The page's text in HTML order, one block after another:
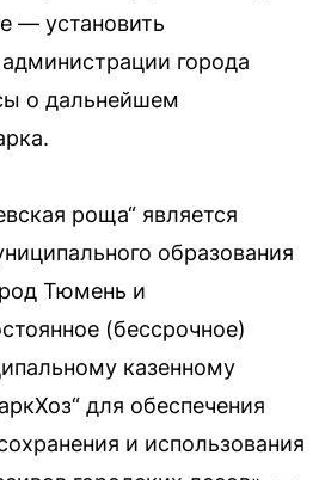
— установить
города
о дальнейшем
роща“ является
образования
Тюмень и
(бессрочное)
казенному
для обеспечения
и использования